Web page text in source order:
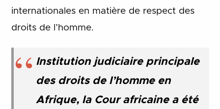
internationales en matière de respect des
droits de l’homme.
Institution judiciaire principale
des droits de l’homme en
Afrique, la Cour africaine a été